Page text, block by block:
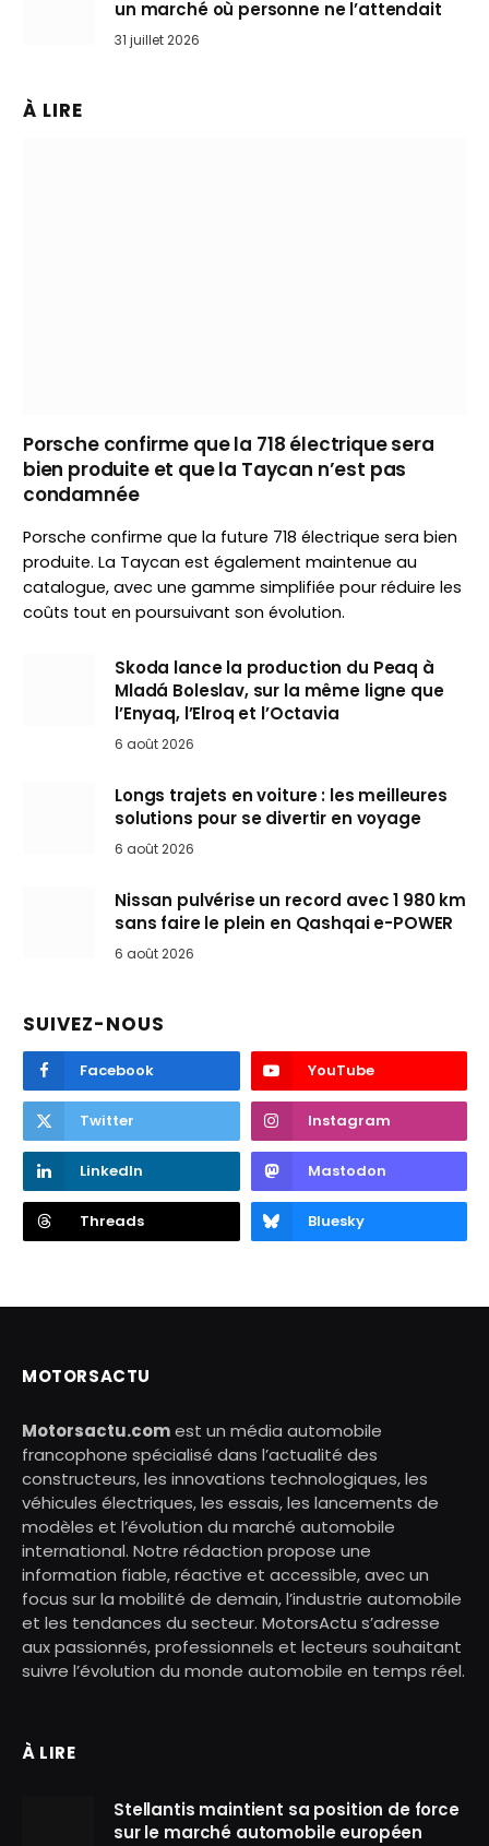
un marché où personne ne l’attendait
31 juillet 2026
À LIRE
Porsche confirme que la 718 électrique sera
bien produite et que la Taycan n’est pas
condamnée
Porsche confirme que la future 718 électrique sera bien
produite. La Taycan est également maintenue au
catalogue, avec une gamme simplifiée pour réduire les
coûts tout en poursuivant son évolution.
Skoda lance la production du Peaq à
Mladá Boleslav, sur la même ligne que
l’Enyaq, l’Elroq et l’Octavia
6 août 2026
Longs trajets en voiture : les meilleures
solutions pour se divertir en voyage
6 août 2026
Nissan pulvérise un record avec 1 980 km
sans faire le plein en Qashqai e-POWER
6 août 2026
SUIVEZ-NOUS
Facebook YouTube
Twitter Instagram
LinkedIn Mastodon
Threads Bluesky
MOTORSACTU
Motorsactu.comest un média automobile
francophone spécialisé dans l’actualité des
constructeurs, les innovations technologiques, les
véhicules électriques, les essais, les lancements de
modèles et l’évolution du marché automobile
international. Notre rédaction propose une
information fiable, réactive et accessible, avec un
focus sur la mobilité de demain, l’industrie automobile
et les tendances du secteur. MotorsActu s’adresse
aux passionnés, professionnels et lecteurs souhaitant
suivre l’évolution du monde automobile en temps réel.
À LIRE
Stellantis maintient sa position de force
sur le marché automobile européen